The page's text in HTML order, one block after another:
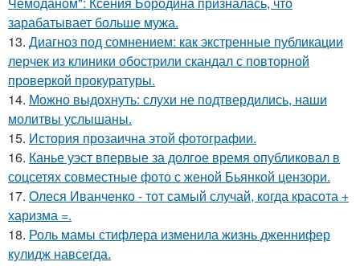
зарабатывает больше мужа.
13. Диагноз под сомнением: как экстренные публикации
лерчек из клиники обострили скандал с повторной
проверкой прокуратуры.
14. Можно выдохнуть: слухи не подтвердились, наши
молитвы услышаны.
15. История прозаична этой фотографии.
16. Канье уэст впервые за долгое время опубликовал в
соцсетях совместные фото с женой Бьянкой цензори.
17. Олеся Иванченко - тот самый случай, когда красота +
харизма =.
18. Роль мамы стифлера изменила жизнь дженнифер
кулидж навсегда.